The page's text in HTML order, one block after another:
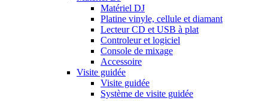
Matériel DJ
Platine vinyle, cellule et diamant
Lecteur CD et USB à plat
Controleur et logiciel
Console de mixage
Accessoire
Visite guidée
Visite guidée
Système de visite guidée